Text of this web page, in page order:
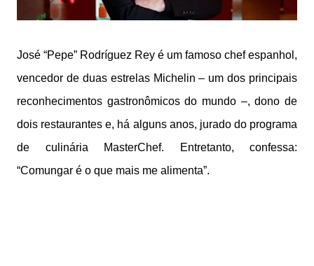
José “Pepe” Rodríguez Rey é um famoso chef espanhol,
vencedor de duas estrelas Michelin – um dos principais
reconhecimentos gastronômicos do mundo –, dono de
dois restaurantes e, há alguns anos, jurado do programa
de culinária MasterChef. Entretanto, confessa:
“Comungar é o que mais me alimenta”.